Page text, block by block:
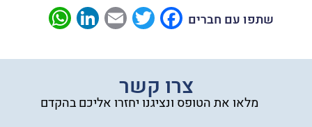
שתפו עם חברים Facebook
Twitter
Email
צרו קשר
מלאו את הטופס ונציגנו יחזרו אליכם בהקדם